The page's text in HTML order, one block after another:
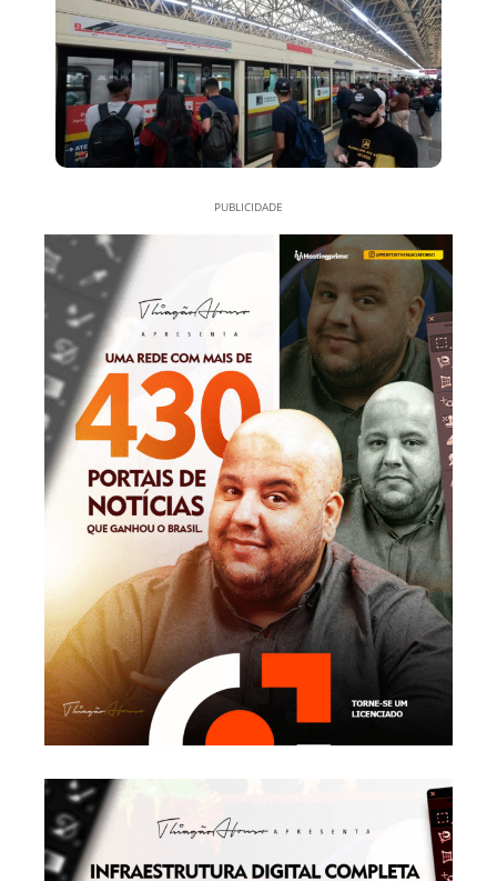
PUBLICIDADE